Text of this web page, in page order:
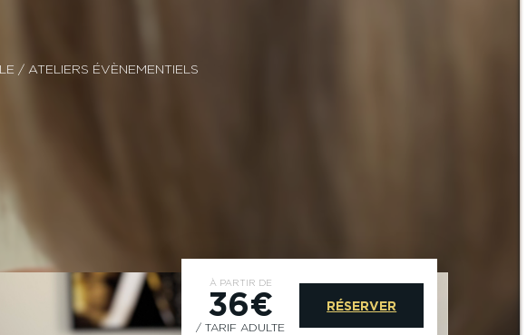
/ ATELIERS ÉVÈNEMENTIELS
À PARTIR DE
36€
/ TARIF ADULTE
RÉSERVER